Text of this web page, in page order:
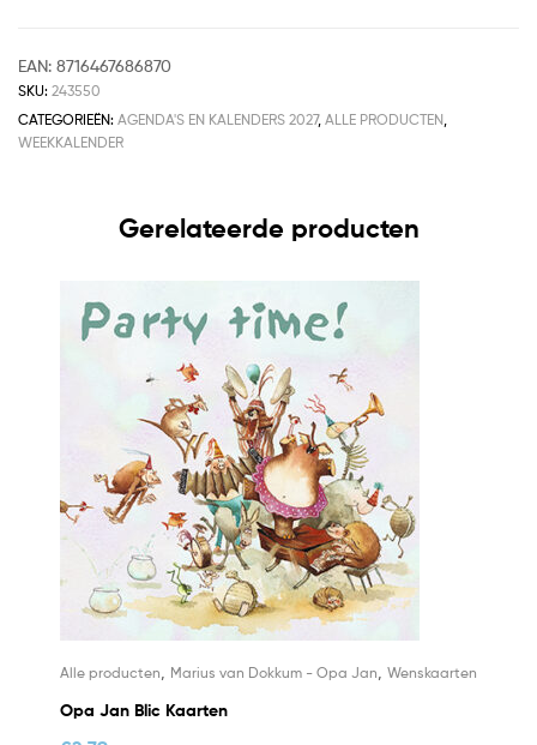
EAN: 8716467686870
SKU: 243550
CATEGORIEËN: AGENDA'S EN KALENDERS 2027, ALLE PRODUCTEN
WEEKKALENDER
Gerelateerde producten
Alle producten, Marius van Dokkum - Opa Jan, Wenskaarten
Opa Jan Blic Kaarten